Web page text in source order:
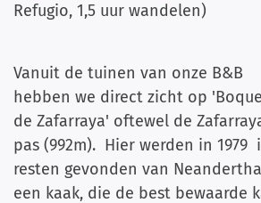
Refugio, 1,5 uur wandelen)
Vanuit de tuinen van onze B&B
hebben we direct zicht op
de Zafarraya' oftewel de
pas (992m). Hier werden in 1979
resten gevonden van
een kaak, die de best bewaarde